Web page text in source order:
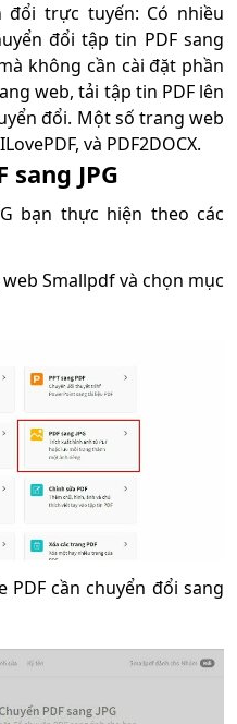
đổi trực tuyến: Có nhiều
đổi tập tin PDF sang
không cần cài đặt phần
web, tải tập tin PDF lên
đổi. Một số trang web
và PDF2DOCX.
sang JPG
bạn thực hiện theo các
Smallpdf và chọn mục
PDF cần chuyển đổi sang